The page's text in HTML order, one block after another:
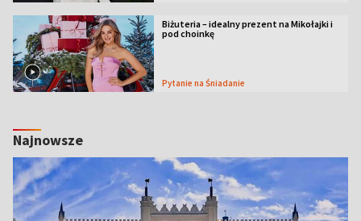
Biżuteria – idealny prezent na Mikołajki i
pod choinkę
Pytanie na Śniadanie
Najnowsze